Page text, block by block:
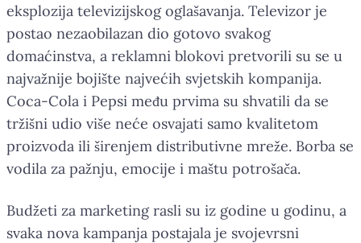
eksplozija televizijskog oglašavanja. Televizor je
postao nezaobilazan dio gotovo svakog
domaćinstva, a reklamni blokovi pretvorili su se u
najvažnije bojište najvećih svjetskih kompanija.
Coca-Cola i Pepsi među prvima su shvatili da se
tržišni udio više neće osvajati samo kvalitetom
proizvoda ili širenjem distributivne mreže. Borba se
vodila za pažnju, emocije i maštu potrošača.
Budžeti za marketing rasli su iz godine u godinu, a
svaka nova kampanja postajala je svojevrsni